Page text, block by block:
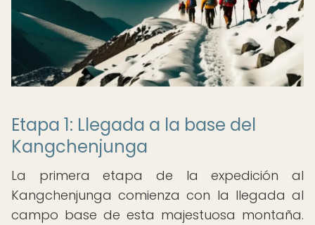
Etapa 1: Llegada a la base del
Kangchenjunga
La primera etapa de la expedición al
Kangchenjunga comienza con la llegada al
campo base de esta majestuosa montaña.